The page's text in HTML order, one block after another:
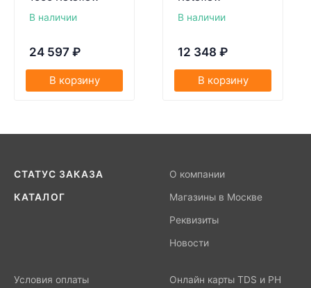
В наличии
24 597 ₽
В корзину
В наличии
12 348 ₽
В корзину
СТАТУС ЗАКАЗА
КАТАЛОГ
О компании
Магазины в Москве
Реквизиты
Новости
Условия оплаты
Онлайн карты TDS и PH